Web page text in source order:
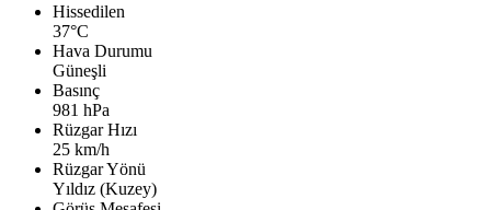
Hissedilen
37°C
Hava Durumu
Güneşli
Basınç
981 hPa
Rüzgar Hızı
25 km/h
Rüzgar Yönü
Yıldız (Kuzey)